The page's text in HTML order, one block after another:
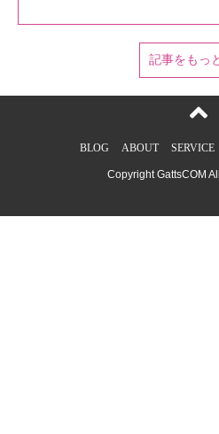
のルートへ移動して実行してく
"spatie/laravel-
Larave V5系ならこれ。Laravel 6
backup:5.* → spatie/laravel-
たら、だらだら〜とインストール
じくSSHのLaravelルートで実行
configディレクトリにbackup.php
記事をもっ
BLOG ABOUT SERVICE
Copyright GattsCOM